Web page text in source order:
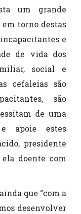
um grande
torno destas
e
de vida dos
social e
cefaleias são
são
de uma
e apoie estes
presidente
doente com
que “com a
desenvolver